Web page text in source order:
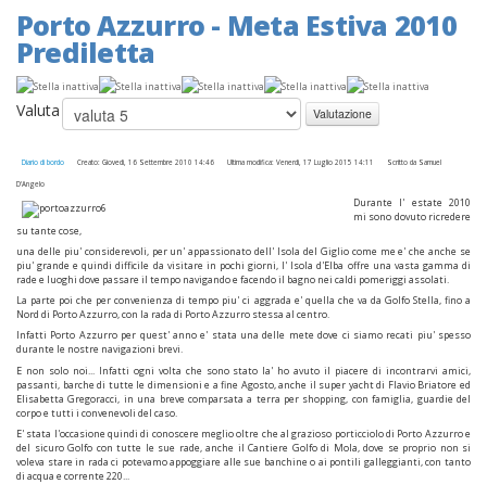
Porto Azzurro - Meta Estiva 2010
Prediletta
Valuta
Diario di bordo Creato: Giovedì, 16 Settembre 2010 14:46 Ultima modifica: Venerdì, 17 Luglio 2015 14:11 Scritto da Samuel
D'Angelo
Durante l' estate 2010
mi sono dovuto ricredere
su tante cose,
una delle piu' considerevoli, per un' appassionato dell' Isola del Giglio come me e' che anche se
piu' grande e quindi difficile da visitare in pochi giorni, l' Isola d'Elba offre una vasta gamma di
rade e luoghi dove passare il tempo navigando e facendo il bagno nei caldi pomeriggi assolati.
La parte poi che per convenienza di tempo piu' ci aggrada e' quella che va da Golfo Stella, fino a
Nord di Porto Azzurro, con la rada di Porto Azzurro stessa al centro.
Infatti Porto Azzurro per quest' anno e' stata una delle mete dove ci siamo recati piu' spesso
durante le nostre navigazioni brevi.
E non solo noi... Infatti ogni volta che sono stato la' ho avuto il piacere di incontrarvi amici,
passanti, barche di tutte le dimensioni e a fine Agosto, anche il super yacht di Flavio Briatore ed
Elisabetta Gregoracci, in una breve comparsata a terra per shopping, con famiglia, guardie del
corpo e tutti i convenevoli del caso.
E' stata l'occasione quindi di conoscere meglio oltre che al grazioso porticciolo di Porto Azzurro e
del sicuro Golfo con tutte le sue rade, anche il Cantiere Golfo di Mola, dove se proprio non si
voleva stare in rada ci potevamo appoggiare alle sue banchine o ai pontili galleggianti, con tanto
di acqua e corrente 220...